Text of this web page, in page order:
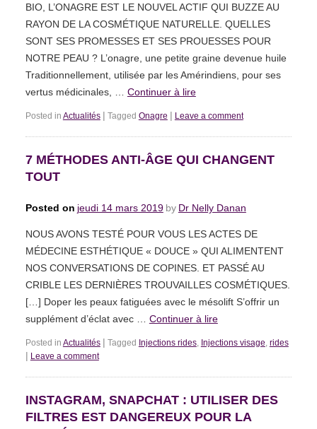
BIO, L’ONAGRE EST LE NOUVEL ACTIF QUI BUZZE AU
RAYON DE LA COSMÉTIQUE NATURELLE. QUELLES
SONT SES PROMESSES ET SES PROUESSES POUR
NOTRE PEAU ? L’onagre, une petite graine devenue huile
Traditionnellement, utilisée par les Amérindiens, pour ses
vertus médicinales, … Continuer à lire
Posted in Actualités | Tagged Onagre | Leave a comment
7 MÉTHODES ANTI-ÂGE QUI CHANGENT
TOUT
Posted on jeudi 14 mars 2019 by Dr Nelly Danan
NOUS AVONS TESTÉ POUR VOUS LES ACTES DE
MÉDECINE ESTHÉTIQUE « DOUCE » QUI ALIMENTENT
NOS CONVERSATIONS DE COPINES. ET PASSÉ AU
CRIBLE LES DERNIÈRES TROUVAILLES COSMÉTIQUES.
[…] Doper les peaux fatiguées avec le mésolift S’offrir un
supplément d’éclat avec … Continuer à lire
Posted in Actualités | Tagged Injections rides, Injections visage, rides
| Leave a comment
INSTAGRAM, SNAPCHAT : UTILISER DES
FILTRES EST DANGEREUX POUR LA